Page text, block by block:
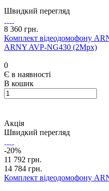
Швидкий перегляд
8 360 грн.
Комплект відеодомофону
ARNY AVP-NG430 (2Mpx)
0
Є в наявності
В кошик
Акція
Швидкий перегляд
-20%
11 792 грн.
14 784 грн.
Комплект відеодомофону